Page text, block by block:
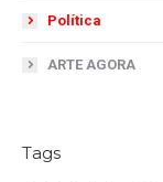
Política
ARTE AGORA
Tags